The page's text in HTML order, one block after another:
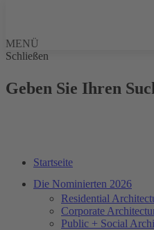
MENÜ
Schließen
Geben Sie Ihren
Startseite
Die Nominierten 2026
Residential
Corporate
Public + Social